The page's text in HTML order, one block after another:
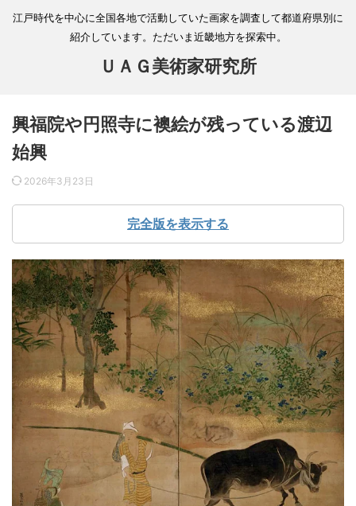
江戸時代を中心に全国各地で活動していた画家を調査して都道府県別に
紹介しています。ただいま近畿地方を探索中。
ＵＡＧ美術家研究所
興福院や円照寺に襖絵が残っている渡辺
始興
2026年3月23日
完全版を表示する